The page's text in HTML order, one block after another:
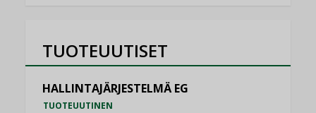
TUOTEUUTISET
HALLINTAJÄRJESTELMÄ EG
TUOTEUUTINEN